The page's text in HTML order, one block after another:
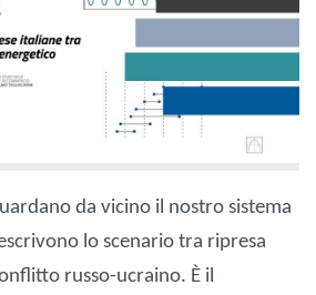
da vicino il nostro sistema
lo scenario tra ripresa
russo-ucraino. È il